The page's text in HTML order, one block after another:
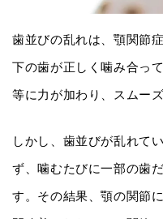
歯並びの乱れは、顎関節
下の歯が正しく噛み合っ
等に力が加わり、スムー
しかし、歯並びが乱れて
ず、噛むたびに一部の歯
す。その結果、顎の関節